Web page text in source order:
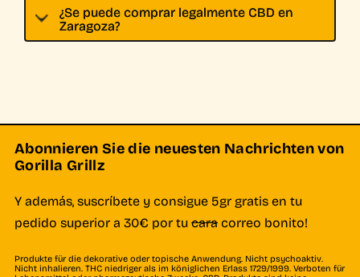
¿Se puede comprar legalmente CBD en
Zaragoza?
Abonnieren Sie die neuesten Nachrichten von
Gorilla Grillz
Y además, suscríbete y consigue 5gr gratis en tu
pedido superior a 30€ por tucaracorreo bonito!
Produkte für die dekorative oder topische Anwendung. Nicht psychoaktiv.
Nicht inhalieren. THC niedriger als im königlichen Erlass 1729/1999. Verboten für